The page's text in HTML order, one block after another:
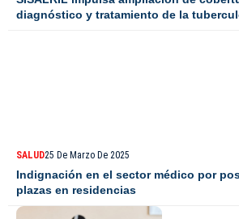
diagnóstico y tratamiento de la
SALUD25 De Marzo De 2025
Indignación en el sector médico por
plazas en residencias